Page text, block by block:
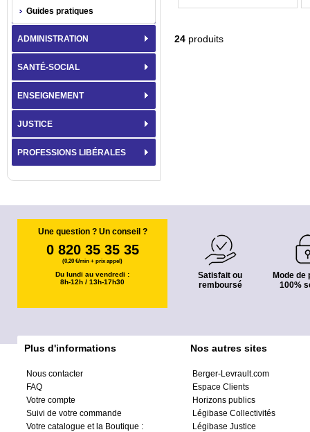
24 produits
Guides pratiques
ADMINISTRATION
SANTÉ-SOCIAL
ENSEIGNEMENT
JUSTICE
PROFESSIONS LIBÉRALES
Une question ? Un conseil ?
0 820 35 35 35
(0,20 €/min + prix appel)
Du lundi au vendredi :
8h-12h / 13h-17h30
Satisfait ou
remboursé
Mode de
100%
Plus d'informations
Nous contacter
FAQ
Votre compte
Suivi de votre commande
Votre catalogue et la Boutique :
Nos autres sites
Berger-Levrault.com
Espace Clients
Horizons publics
Légibase Collectivités
Légibase Justice